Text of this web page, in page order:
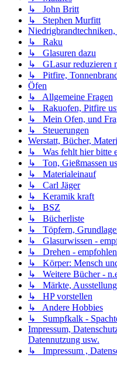
↳ John Britt
↳ Stephen Murfitt
Niedrigbrandtechniken,
↳ Raku
↳ Glasuren dazu
↳ GLasur reduzieren
↳ Pitfire,
Öfen
↳ Allgemeine Fragen
↳ Rakuofen, Pitfire
↳ Mein Ofen, und
↳ Steuerungen
Werstatt, Bücher,
↳ Was fehlt hier bitte
↳ Ton, Gießmassen
↳ Materialeinauf
↳ Carl Jäger
↳ Keramik kraft
↳ BSZ
↳ Bücherliste
↳ Töpfern,
↳ Glasurwissen -
↳ Drehen -
↳ Körper: Mensch
↳ Weitere Bücher -
↳ Märkte,
↳ HP vorstellen
↳ Andere Hobbies
↳ Sumpfkalk -
Impressum,
Datennutzung usw.
↳ Impressum ,